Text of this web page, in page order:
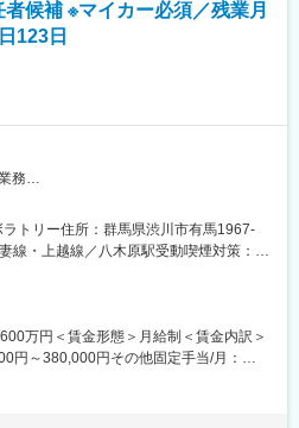
直行直帰可
せん
あって良かったよ。」「こないだのリ
「ありがとう」という言葉が一番のや
業務
者候補 ※マイカー必須／残業月
123日
務
種毒性試験を実施
における業務全般
どからの受託により、各種開発・研究
学物質に対し、精度の高い安全性評価
ラトリー住所：群馬県渋川市有馬1967-
線・上越線／八木原駅受動喫煙対策：屋
社の定める事業所
万円＜賃金形態＞月給制＜賃金内訳＞
円～380,000円その他固定手当/月：